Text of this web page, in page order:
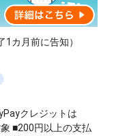
カ月前に告知）
クレジットは
■200円以上の支払